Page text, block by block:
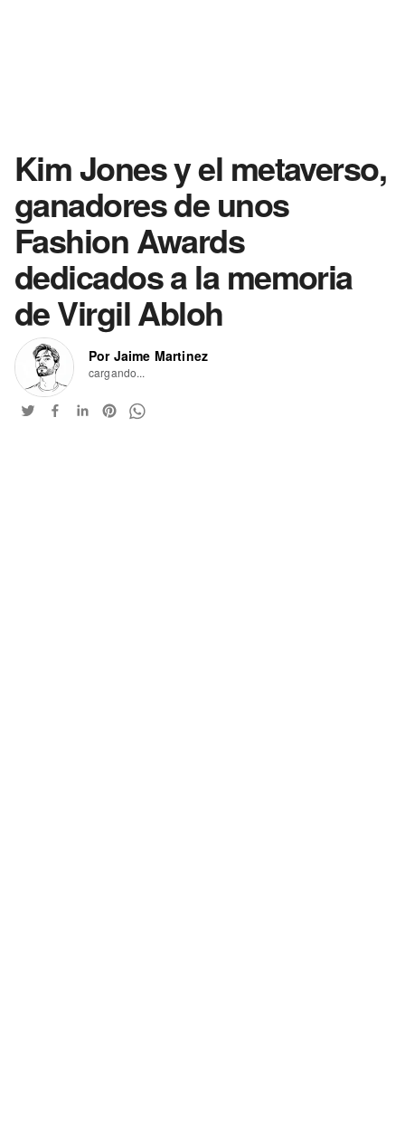
Kim Jones y el metaverso,
ganadores de unos
Fashion Awards
dedicados a la memoria
de Virgil Abloh
Por Jaime Martinez
cargando...